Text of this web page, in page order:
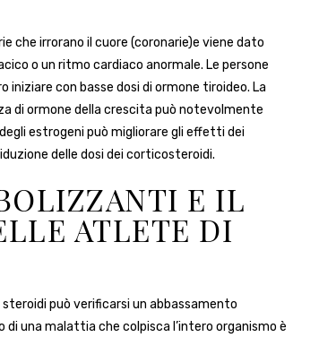
che irrorano il cuore (coronarie)e viene dato
o un ritmo cardiaco anormale. Le persone
iniziare con basse dosi di ormone tiroideo. La
di ormone della crescita può notevolmente
estrogeni può migliorare gli effetti dei
delle dosi dei corticosteroidi.
E IL
ATLETE DI
può verificarsi un abbassamento
di una malattia che colpisca l’intero organismo è